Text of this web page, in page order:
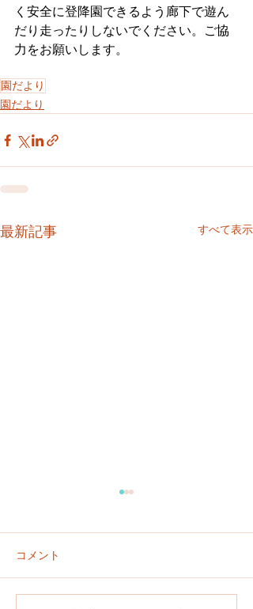
く安全に登降園できるよう廊下で遊ん
だり走ったりしないでください。ご協
力をお願いします。
園だより
園だより
最新記事 すべて表示
コメント